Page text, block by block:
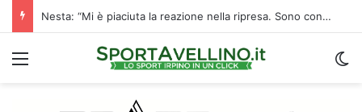
Nesta: “Mi è piaciuta la reazione nella ripresa. Sono contento di essere qua”
Menu